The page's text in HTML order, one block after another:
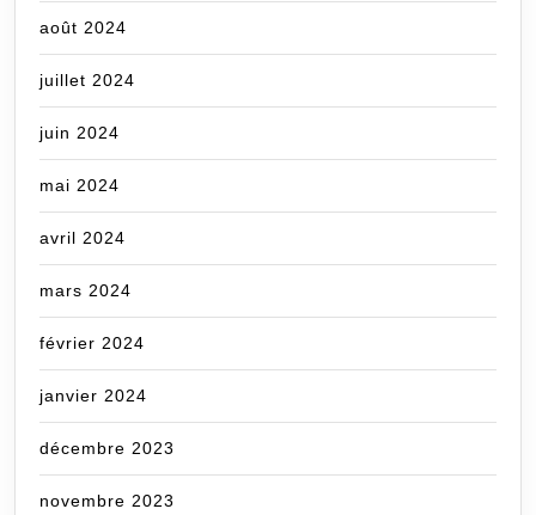
août 2024
juillet 2024
juin 2024
mai 2024
avril 2024
mars 2024
février 2024
janvier 2024
décembre 2023
novembre 2023